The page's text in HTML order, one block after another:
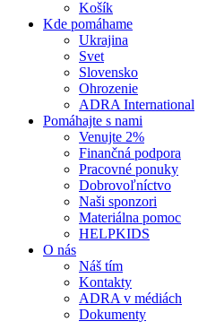
Košík
Kde pomáhame
Ukrajina
Svet
Slovensko
Ohrozenie
ADRA International
Pomáhajte s nami
Venujte 2%
Finančná podpora
Pracovné ponuky
Dobrovoľníctvo
Naši sponzori
Materiálna pomoc
HELPKIDS
O nás
Náš tím
Kontakty
ADRA v médiách
Dokumenty